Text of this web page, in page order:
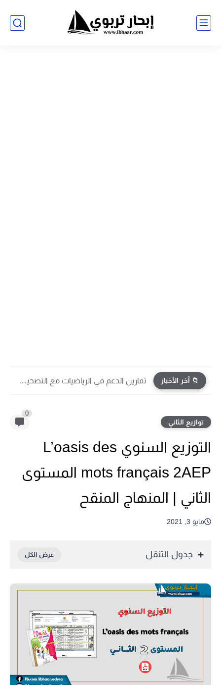
📁 آخر الأخبار تمارين الدعم في الرياضيات مع التصحيح | جميع الوحدات...
توازيع الثاني
0
التوزيع السنوي L’oasis des
mots français 2AEP المستوى
الثاني | المنهاج المنقح
مايو 3, 2021
جدول التنقل